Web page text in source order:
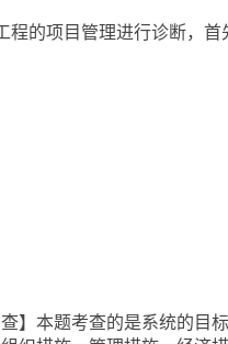
程的项目管理进行诊断，
查】本题考查的是系统的